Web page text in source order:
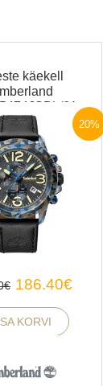
20%
käekell
€ 186.40€
KORVI